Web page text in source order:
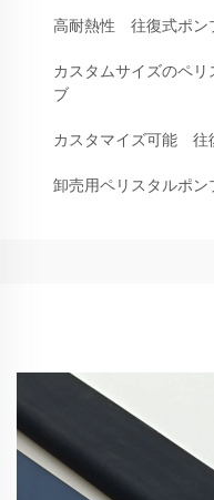
高耐熱性 往復式ポン
カスタムサイズのペ
ブ
カスタマイズ可能 往
卸売用ペリスタルポ